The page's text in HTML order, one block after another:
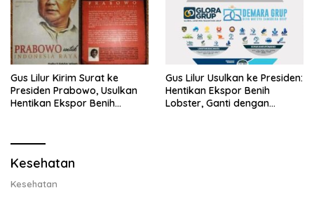
Gus Lilur Kirim Surat ke
Presiden Prabowo, Usulkan
Hentikan Ekspor Benih
Gus Lilur Usulkan ke Presiden:
Hentikan Ekspor Benih
Lobster, Ganti dengan
Kesehatan
Kesehatan